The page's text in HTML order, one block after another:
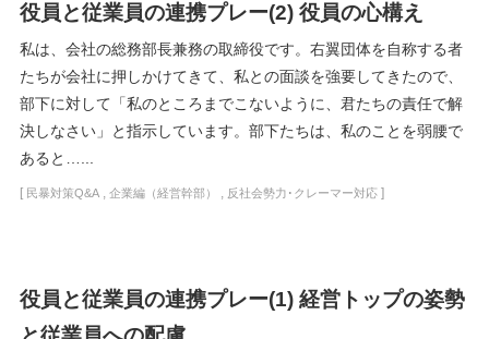
役員と従業員の連携プレー(2) 役員の心構え
私は、会社の総務部長兼務の取締役です。右翼団体を自称する者
たちが会社に押しかけてきて、私との面談を強要してきたので、
部下に対して「私のところまでこないように、君たちの責任で解
決しなさい」と指示しています。部下たちは、私のことを弱腰で
あると…...
[ 民暴対策Q&A, 企業編（経営幹部） , 反社会勢力･クレーマー対応]
役員と従業員の連携プレー(1) 経営トップの姿勢